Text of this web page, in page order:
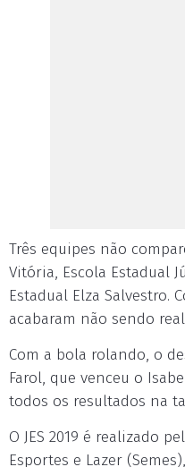
Três equipes não
Vitória, Escola Estadual
Estadual Elza Salvestro.
acabaram não sendo
Com a bola rolando, o
Farol, que venceu o
todos os resultados na
O JES 2019 é realizado
Esportes e Lazer